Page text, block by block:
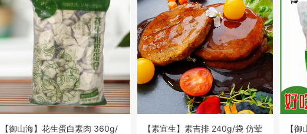
【御山海】花生蛋白素肉 360g/
【素宜生】素吉排 240g/袋 仿荤
【